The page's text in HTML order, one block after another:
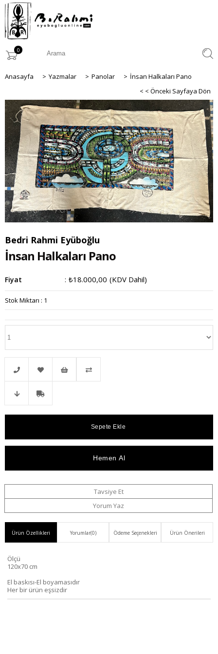
0
Anasayfa > Yazmalar > Panolar > İnsan Halkaları Pano
< < Önceki Sayfaya Dön
Bedri Rahmi Eyüboğlu
İnsan Halkaları Pano
Fiyat : ₺18.000,00 (KDV Dahil)
Stok Miktarı : 1
Telefonla Favorilere
Tavsiye Et
Yorum Yaz
Ürün Özellikleri Yorumlar(0) Ödeme Seçenekleri Ürün Önerileri
Ölçü
120x70 cm
El baskısı-El boyamasıdır
Her bir ürün eşsizdir